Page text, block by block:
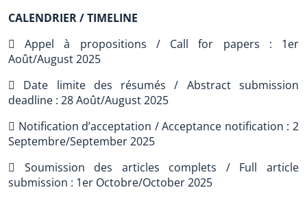
CALENDRIER / TIMELINE
 Appel à propositions / Call for papers : 1er
Août/August 2025
 Date limite des résumés / Abstract submission
deadline : 28 Août/August 2025
 Notification d’acceptation / Acceptance notification : 2
Septembre/September 2025
 Soumission des articles complets / Full article
submission : 1er Octobre/October 2025